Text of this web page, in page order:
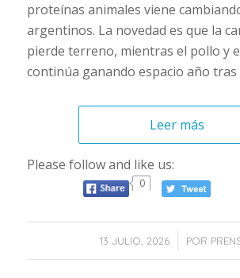
proteínas animales viene
argentinos. La novedad es que la
pierde terreno, mientras el pollo y
continúa ganando espacio año tras
Leer más
Please follow and like us:
0
13 JULIO, 2026
/ POR